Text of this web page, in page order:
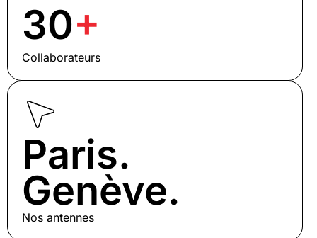
30+
Collaborateurs
Paris.
Genève.
Nos antennes